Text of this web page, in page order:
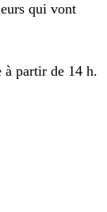
qui vont
à partir de 14 h.